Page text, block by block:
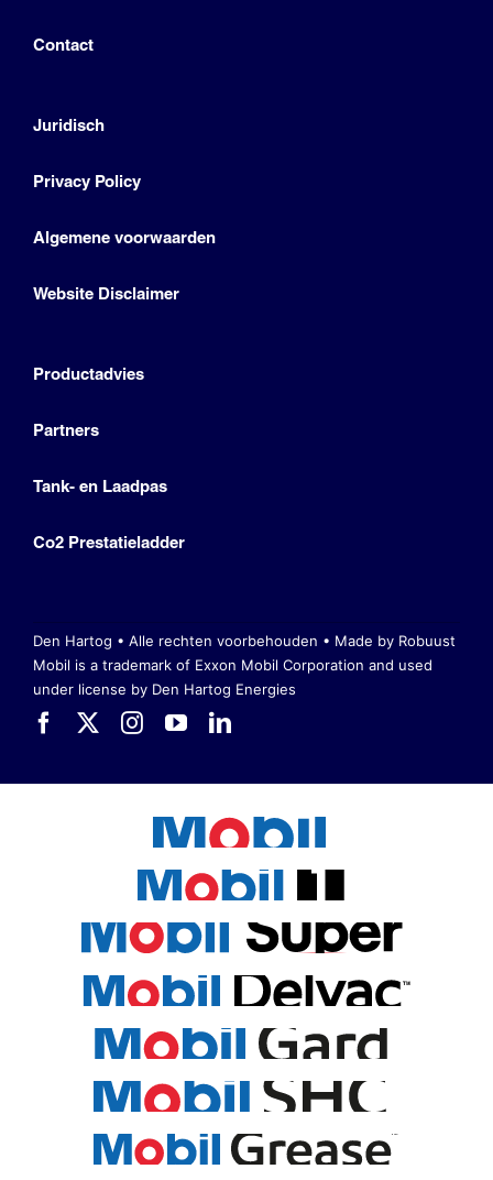
Contact
Juridisch
Privacy Policy
Algemene voorwaarden
Website Disclaimer
Productadvies
Partners
Tank- en Laadpas
Co2 Prestatieladder
Den Hartog • Alle rechten voorbehouden • Made by Robuust
Mobil is a trademark of Exxon Mobil Corporation and used
under license by Den Hartog Energies